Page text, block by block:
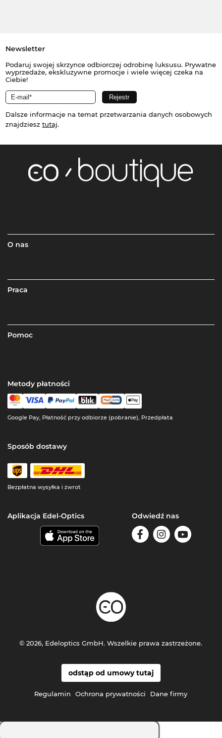
Newsletter
Podaruj swojej skrzynce odbiorczej odrobinę luksusu. Prywatne
wyprzedaże, ekskluzywne promocje i wiele więcej czeka na
Ciebie!
Dalsze informacje na temat przetwarzania danych osobowych
znajdziesz tutaj.
O nas
Praca
Pomoc
Metody płatności
Google Pay, Płatność przy odbiorze (pobranie), Przedpłata
Sposób dostawy
Bezpłatna wysyłka i zwrot
Aplikacja Edel-Optics Odwiedź nas
odstąp od umowy tutaj
Regulamin Ochrona prywatności Dane firmy
© 2026, Edeloptics GmbH. Wszelkie prawa zastrzeżone.